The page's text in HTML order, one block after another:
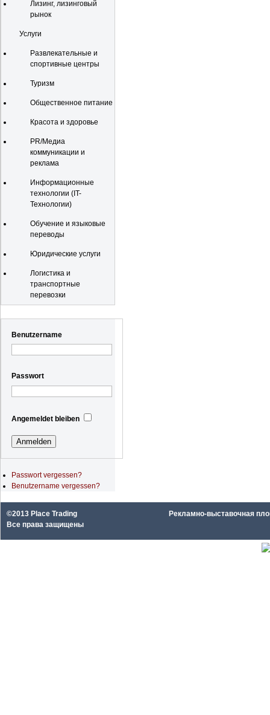
Лизинг, лизинговый
рынок
Услуги
Развлекательные и
спортивные центры
Туризм
Общественное питание
Красота и здоровье
PR/Медиа
коммуникации и
реклама
Информационные
технологии (IT-
Технологии)
Обучение и языковые
переводы
Юридические услуги
Логистика и
транспортные
перевозки
Benutzername
Passwort
Angemeldet bleiben
Passwort vergessen?
Benutzername vergessen?
©2013 Place Trading
Все права защищены
Рекламно-выставочная